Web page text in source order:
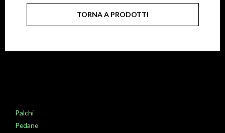
TORNA A PRODOTTI
Palchi
Pedane